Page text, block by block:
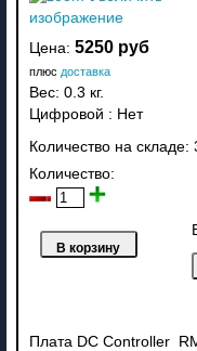
изображение
Цена: 5250 руб
плюс доставка
Вес: 0.3 кг.
Цифровой : Нет
Количество на складе:
Количество:
Плата DC Controller